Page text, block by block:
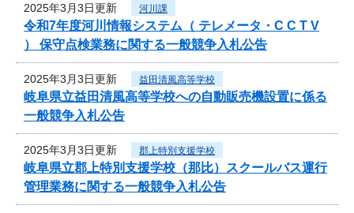
2025年3月3日更新 河川課
令和7年度河川情報システム（ テレメータ・C C T V
） 保守点検業務に関する一般競争入札公告
2025年3月3日更新 益田清風高等学校
岐阜県立益田清風高等学校への自動販売機設置に係る
一般競争入札公告
2025年3月3日更新 郡上特別支援学校
岐阜県立郡上特別支援学校（那比）スクールバス運行
管理業務に関する一般競争入札公告